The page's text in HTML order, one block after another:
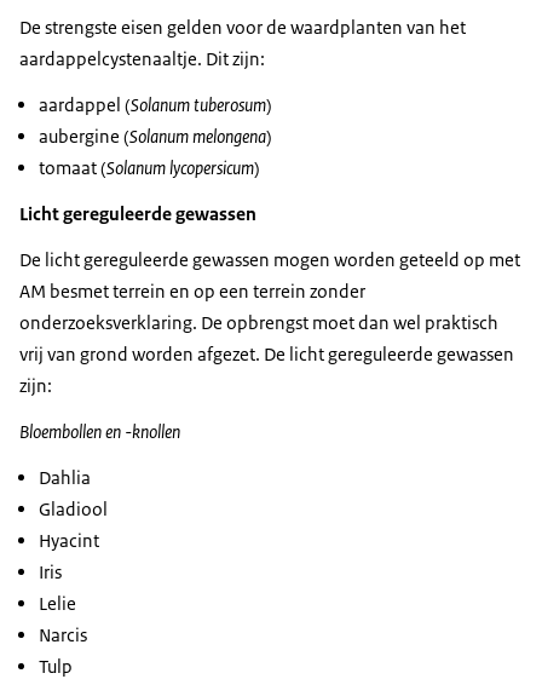
De strengste eisen gelden voor de waardplanten van het
aardappelcystenaaltje. Dit zijn:
aardappel (Solanum tuberosum)
aubergine (Solanum melongena)
tomaat (Solanum lycopersicum)
Licht gereguleerde gewassen
De licht gereguleerde gewassen mogen worden geteeld op met
AM besmet terrein en op een terrein zonder
onderzoeksverklaring. De opbrengst moet dan wel praktisch
vrij van grond worden afgezet. De licht gereguleerde gewassen
zijn:
Bloembollen en -knollen
Dahlia
Gladiool
Hyacint
Iris
Lelie
Narcis
Tulp